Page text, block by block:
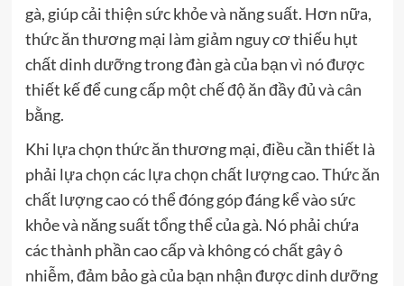
gà, giúp cải thiện sức khỏe và năng suất. Hơn nữa,
thức ăn thương mại làm giảm nguy cơ thiếu hụt
chất dinh dưỡng trong đàn gà của bạn vì nó được
thiết kế để cung cấp một chế độ ăn đầy đủ và cân
bằng.
Khi lựa chọn thức ăn thương mại, điều cần thiết là
phải lựa chọn các lựa chọn chất lượng cao. Thức ăn
chất lượng cao có thể đóng góp đáng kể vào sức
khỏe và năng suất tổng thể của gà. Nó phải chứa
các thành phần cao cấp và không có chất gây ô
nhiễm, đảm bảo gà của bạn nhận được dinh dưỡng